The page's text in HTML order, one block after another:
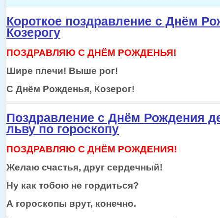
Короткое поздравление с Днём
Козерогу
ПОЗДРАВЛЯЮ С ДНЁМ РОЖДЕНЬЯ!
Шире плечи! Выше рог!
С Днём Рожденья, Козерог!
Поздравление с Днём Рождения
льву по гороскопу
ПОЗДРАВЛЯЮ С ДНЁМ РОЖДЕНИЯ!
Желаю счастья, друг сердечный!
Ну как тобою не гордиться?
А гороскопы врут, конечно.